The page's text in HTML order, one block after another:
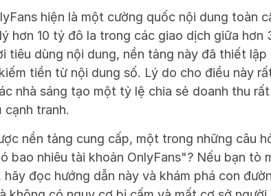
hiện là một cường quốc nội dung toàn
hơn 10 tỷ đô la trong các giao dịch giữa hơn
tiêu dùng nội dung, nền tảng này đã thiết lập
tiền từ nội dung số. Lý do cho điều này
nhà sáng tạo một tỷ lệ chia sẻ doanh thu
tranh.
nền tảng cung cấp, một trong những câu
bao nhiêu tài khoản OnlyFans"? Nếu bạn tò
hãy đọc hướng dẫn này và khám phá con